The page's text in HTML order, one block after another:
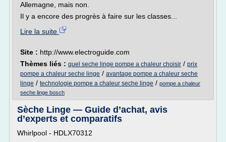
Allemagne, mais non.
Il y a encore des progrès à faire sur les classes...
Lire la suite
Site : http://www.electroguide.com
Thèmes liés : quel seche linge pompe a chaleur choisir / prix
pompe a chaleur seche linge / avantage pompe a chaleur seche
linge / technologie pompe a chaleur seche linge / pompe a chaleur
seche linge bosch
Sèche Linge — Guide d’achat, avis
d’experts et comparatifs
Whirlpool - HDLX70312